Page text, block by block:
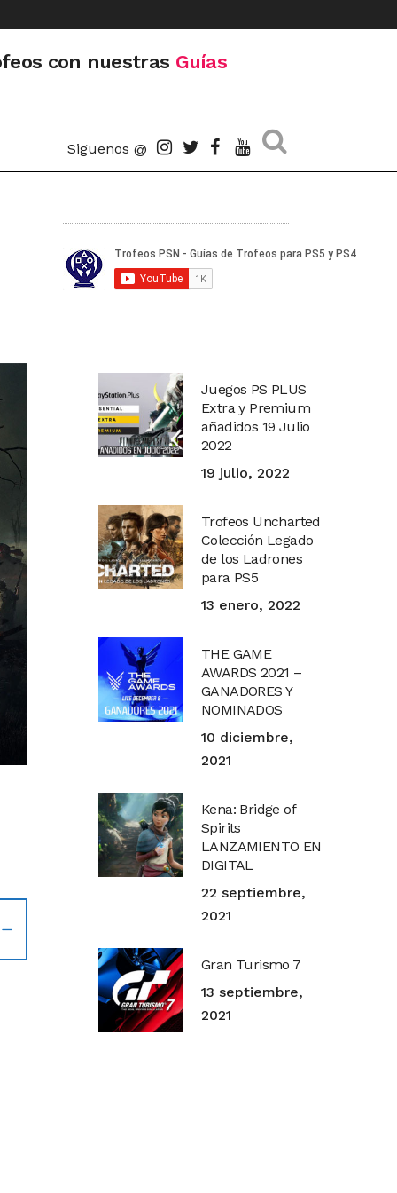
con nuestras Guías
Siguenos @
Juegos PS PLUS
Extra y Premium
añadidos 19 Julio
2022
19 julio, 2022
Trofeos Uncharted
Colección Legado
de los Ladrones
para PS5
13 enero, 2022
THE GAME
AWARDS 2021 –
GANADORES Y
NOMINADOS
10 diciembre,
2021
Kena: Bridge of
Spirits
LANZAMIENTO EN
DIGITAL
22 septiembre,
2021
Gran Turismo 7
13 septiembre,
2021